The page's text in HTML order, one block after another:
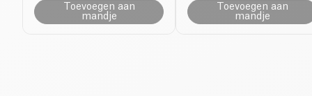
Toevoegen aan
mandje
Toevoegen aan
mandje